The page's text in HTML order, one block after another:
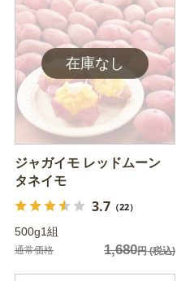
ジャガイモ レッドムーン
タネイモ
3.7（22）
500g1組
通常価格 1,680円(税込)